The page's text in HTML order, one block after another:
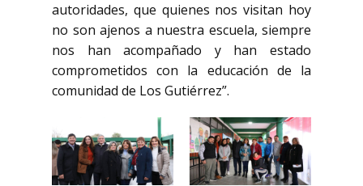
autoridades, que quienes nos visitan hoy
no son ajenos a nuestra escuela, siempre
nos han acompañado y han estado
comprometidos con la educación de la
comunidad de Los Gutiérrez”.